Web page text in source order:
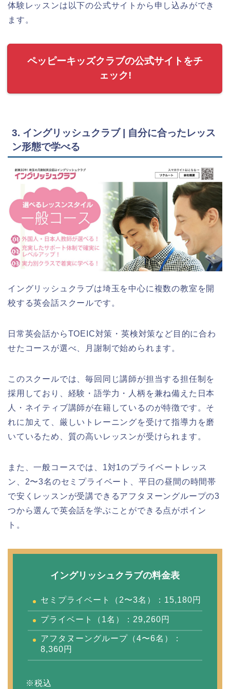
体験レッスンは以下の公式サイトから申し込みができ
ます。
ペッピーキッズクラブの公式サイトをチ
ェック!
3. イングリッシュクラブ | 自分に合ったレッス
ン形態で学べる
イングリッシュクラブは埼玉を中心に複数の教室を開
校する英会話スクールです。
日常英会話からTOEIC対策・英検対策など目的に合わ
せたコースが選べ、月謝制で始められます。
このスクールでは、毎回同じ講師が担当する担任制を
採用しており、経験・語学力・人柄を兼ね備えた日本
人・ネイティブ講師が在籍しているのが特徴です。そ
れに加えて、厳しいトレーニングを受けて指導力を磨
いているため、質の高いレッスンが受けられます。
また、一般コースでは、1対1のプライベートレッス
ン、2〜3名のセミプライベート、平日の昼間の時間帯
で安くレッスンが受講できるアフタヌーングループの3
つから選んで英会話を学ぶことができる点がポイン
ト。
イングリッシュクラブの料金表
セミプライベート（2〜3名）：15,180円
プライベート（1名）：29,260円
アフタヌーングループ（4〜6名）：
8,360円
※税込